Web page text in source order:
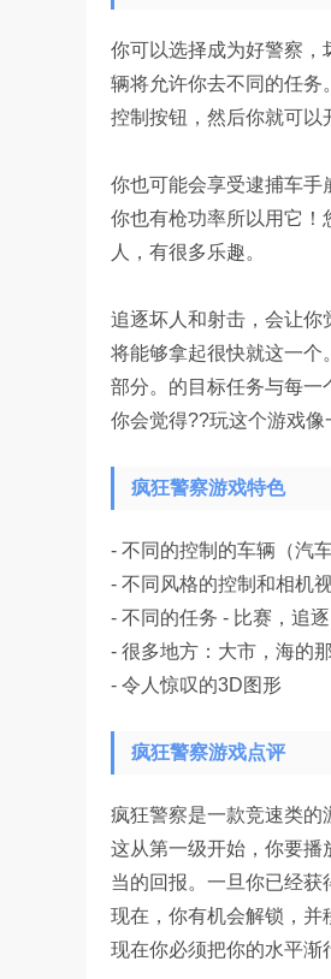
你可以选择成为好警察，
辆将允许你去不同的任务
控制按钮，然后你就可以
你也可能会享受逮捕车手
你也有枪功率所以用它！
人，有很多乐趣。
追逐坏人和射击，会让你
将能够拿起很快就这一个
部分。的目标任务与每一
你会觉得??玩这个游戏像
疯狂警察游戏特色
- 不同的控制的车辆（汽
- 不同风格的控制和相机
- 不同的任务 - 比赛，追
- 很多地方：大市，海的
- 令人惊叹的3D图形
疯狂警察游戏点评
疯狂警察是一款竞速类的
这从第一级开始，你要播
当的回报。一旦你已经获
现在，你有机会解锁，并
现在你必须把你的水平渐